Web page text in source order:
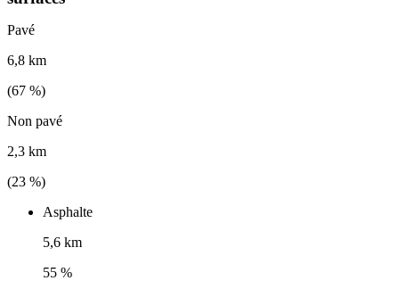
Pavé
6,8 km
(67 %)
Non pavé
2,3 km
(23 %)
Asphalte
5,6 km
55 %